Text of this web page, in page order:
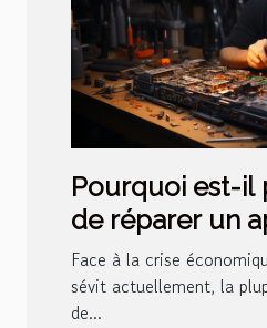
Pourquoi est-il
de réparer un
d'acheter un
Face à la crise
sévit actuellement, la
de...